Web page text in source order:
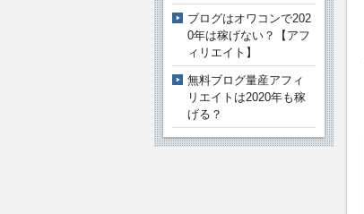
ブログはオワコンで202
0年は稼げない？【アフ
ィリエイト】
無料ブログ量産アフィ
リエイトは2020年も稼
げる？